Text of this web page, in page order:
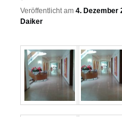
Veröffentlicht am4. Dezember
Daiker